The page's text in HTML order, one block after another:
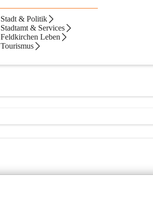
Stadt & Politik
Stadtamt & Services
Feldkirchen Leben
Tourismus